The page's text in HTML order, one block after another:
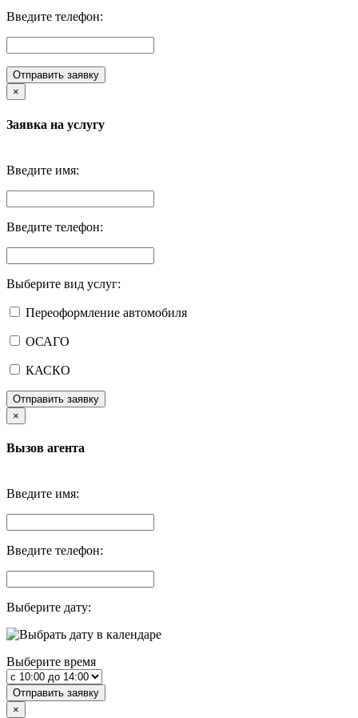
Введите телефон:
Отправить заявку
×
Заявка на услугу
Введите имя:
Введите телефон:
Выберите вид услуг:
Переоформление автомобиля
ОСАГО
КАСКО
Отправить заявку
×
Вызов агента
Введите имя:
Введите телефон:
Выберите дату:
Выберите время
Отправить заявку
×